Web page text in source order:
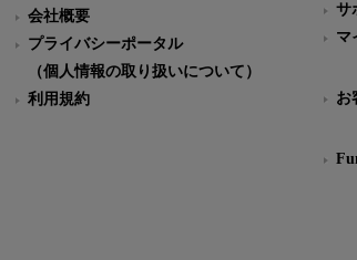
会社概要
プライバシーポータル
（個人情報の取り扱いについて）
利用規約
サ
マ
お